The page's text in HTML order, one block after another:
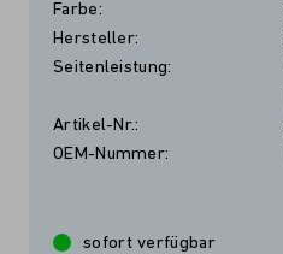
Farbe:
Hersteller:
Seitenleistung:
Artikel-Nr.:
OEM-Nummer:
sofort verfügbar